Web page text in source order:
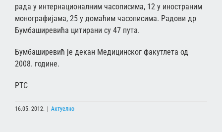
рада у интернационалним часописима, 12 у иностраним
монографијама, 25 у домаћим часописима. Радови др
Бумбаширевића цитирани су 47 пута.
Бумбаширевић је декан Медицинског факутлета од
2008. године.
РТС
16.05. 2012. | Актуелно